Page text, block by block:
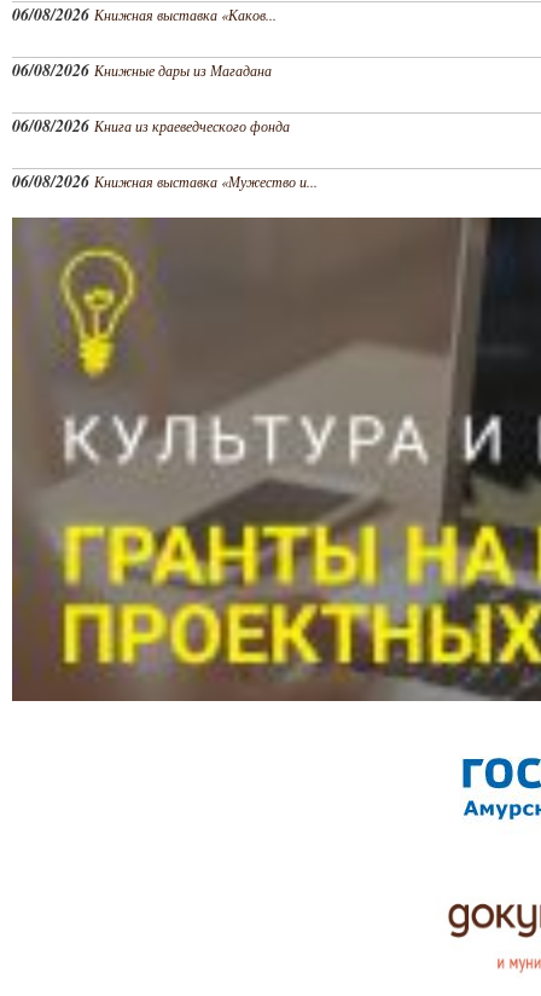
06/08/2026 Книжная выставка «Каков...
06/08/2026 Книжные дары из Магадана
06/08/2026 Книга из краеведческого фонда
06/08/2026 Книжная выставка «Мужество и...